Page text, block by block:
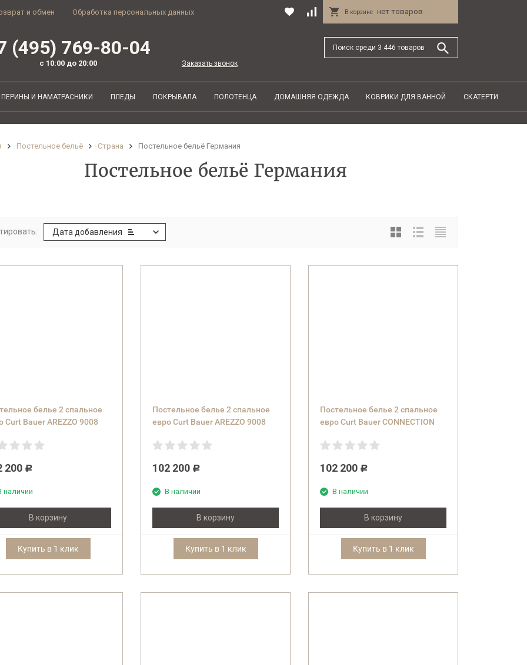
и обмен Обработка персональных данных В корзине нет товаров
(495) 769-80-04
с 10:00 до 20:00 Заказать звонок
ПЕРИНЫ И НАМАТРАСНИКИ ПЛЕДЫ ПОКРЫВАЛА ПОЛОТЕНЦА ДОМАШНЯЯ ОДЕЖДА КОВРИКИ ДЛЯ ВАННОЙ СКАТЕРТИ
Постельное бельё Страна Постельное бельё Германия
Постельное бельё Германия
Дата добавления
белье 2 спальное
Curt Bauer AREZZO 9008
200 Р
наличии
В корзину
Купить в 1 клик
Постельное белье 2 спальное
евро Curt Bauer AREZZO 9008
102 200 Р
В наличии
В корзину
Купить в 1 клик
Постельное белье 2 спальное
евро Curt Bauer CONNECTION
102 200 Р
В наличии
В корзину
Купить в 1 клик